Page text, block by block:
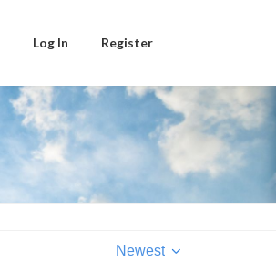
Log In Register
Newest